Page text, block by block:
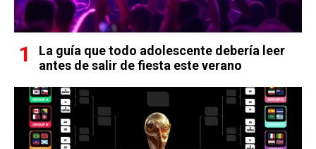
La guía que todo adolescente debería leer
antes de salir de fiesta este verano